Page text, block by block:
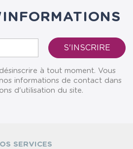
à tout moment. Vous
informations de contact dans
d'utilisation du site.
SERVICES